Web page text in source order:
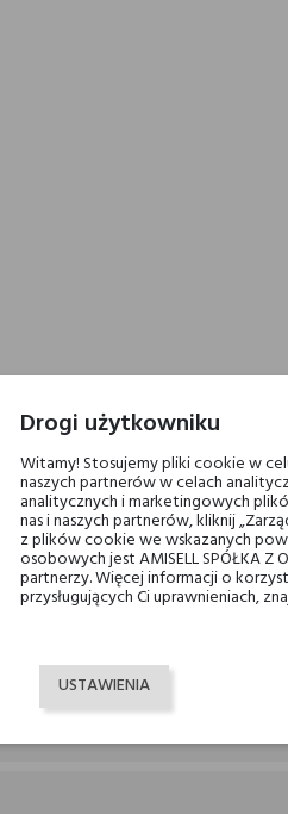
zapach. W otwarciu splot
kwiatowym akordem
Drogi użytkowniku
Witamy! Stosujemy pliki cookie w
naszych partnerów w celach
analitycznych i marketingowych
nas i naszych partnerów, kliknij
z plików cookie we wskazanych
osobowych jest AMISELL SPÓŁKA Z
partnerzy. Więcej informacji o
przysługujących Ci uprawnieniach,
USTAWIENIA